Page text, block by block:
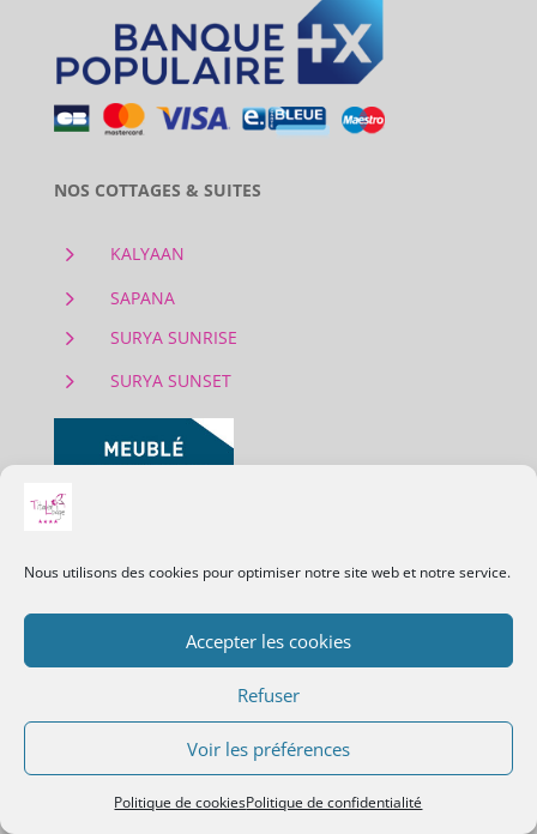
Nous utilisons des cookies pour optimiser notre site web et notre service.
Accepter les cookies
Refuser
Voir les préférences
Politique de cookiesPolitique de confidentialité
NOS COTTAGES & SUITES
5 KALYAAN
5 SAPANA
5 SURYA SUNRISE
5 SURYA SUNSET